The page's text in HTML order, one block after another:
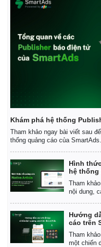
Khám phá hệ thống
Tham khảo ngay bài viết sau
thống quảng cáo của SmartAds.
Hình
hệ thống
Tham
nội dung,
Hướng
cáo trên
Tham
một chiến